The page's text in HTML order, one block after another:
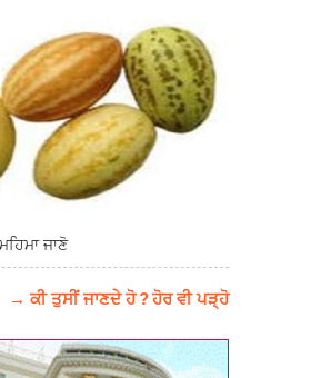
ਜਾਣੋ
→ ਕੀ ਤੁਸੀਂ ਜਾਣਦੇ ਹੋ ? ਹੋਰ ਵੀ ਪੜ੍ਹੋ